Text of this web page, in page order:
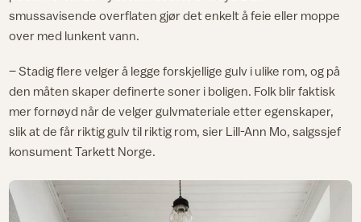
smussavisende overflaten gjør det enkelt å feie eller moppe
over med lunkent vann.
– Stadig flere velger å legge forskjellige gulv i ulike rom, og på
den måten skaper definerte soner i boligen. Folk blir faktisk
mer fornøyd når de velger gulvmateriale etter egenskaper,
slik at de får riktig gulv til riktig rom, sier Lill-Ann Mo, salgssjef
konsument Tarkett Norge.